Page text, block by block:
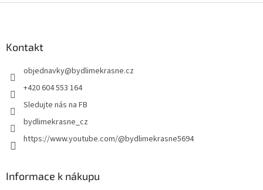
Kontakt
objednavky@bydlimekrasne.cz
+420 604 553 164
Sledujte nás na FB
bydlimekrasne_cz
https://www.youtube.com/@bydlimekrasne5694
Informace k nákupu